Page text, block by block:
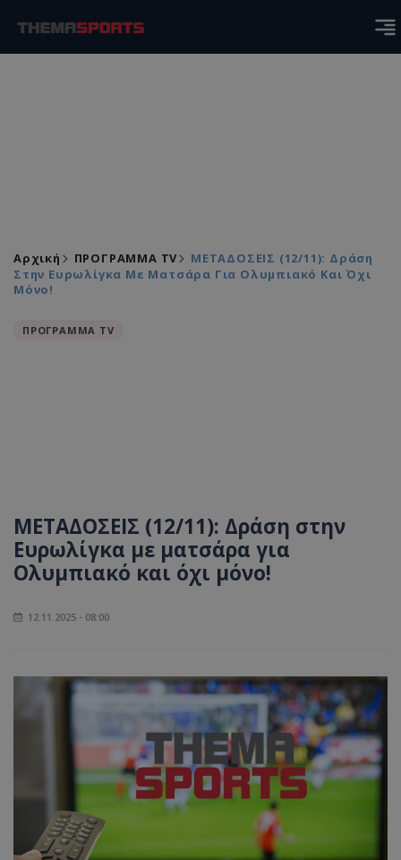
Αρχική ΠΡΟΓΡΑΜΜΑ TV
ΜΕΤΑΔΟΣΕΙΣ (12/11): Δράση
Στην Ευρωλίγκα Με Ματσάρα Για Ολυμπιακό Και Όχι
Μόνο!
ΠΡΟΓΡΑΜΜΑ TV
ΜΕΤΑΔΟΣΕΙΣ (12/11): Δράση στην
Ευρωλίγκα με ματσάρα για
Ολυμπιακό και όχι μόνο!
12.11.2025 - 08:00